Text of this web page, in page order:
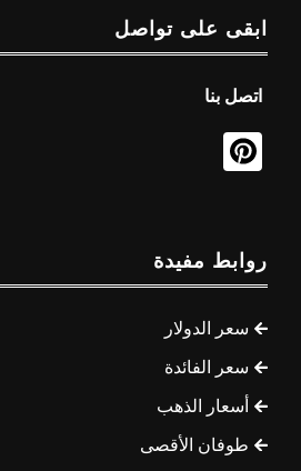
ابقى على تواصل
اتصل بنا
روابط مفيدة
سعر الدولار
سعر الفائدة
أسعار الذهب
طوفان الأقصى